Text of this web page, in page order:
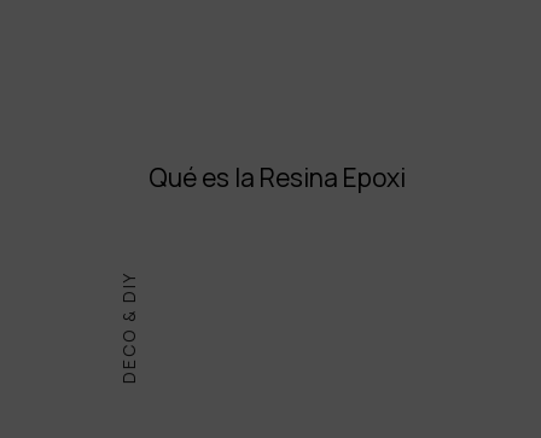
Qué es la Resina Epoxi
DECO & DIY